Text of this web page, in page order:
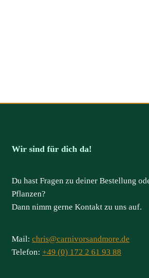
Wir sind für dich da!
Du hast Fragen zu deiner Bestellung
Pflanzen?
Dann nimm gerne Kontakt zu uns auf.
Mail: chris@carnivorsandmore.de
Telefon: +49 (0) 172 2 61 93 88